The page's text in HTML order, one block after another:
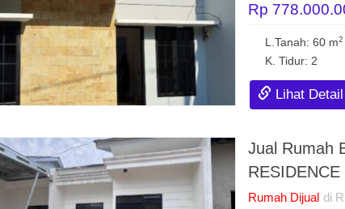
Rp
L.Tanah: 60 m2
K. Tidur: 2
Lihat Detail
Jual Rumah
Rumah Dijual di